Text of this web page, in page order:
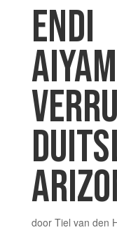
ENDI
door Tiel van den